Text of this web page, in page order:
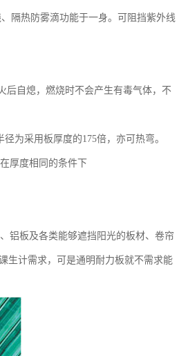
隔热防雾滴功能于一身。可阻挡紫外线
后自熄，燃烧时不会产生有毒气体，不
为采用板厚度的175倍，亦可热弯。
厚度相同的条件下
铝板及各类能够遮挡阳光的板材、卷帘
生计需求，可是通明耐力板就不需求能